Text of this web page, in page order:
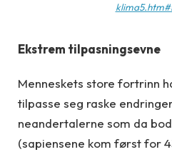
Ekstrem tilpasningsevne
Menneskets store fortrinn
tilpasse seg raske
neandertalerne som da
(sapiensene kom først for